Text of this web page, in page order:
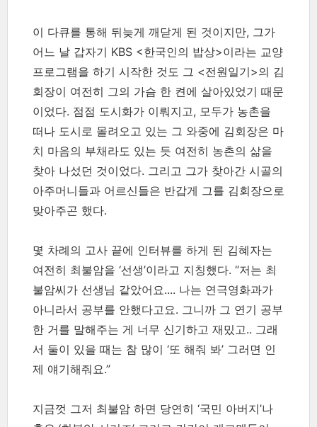
이 다큐를 통해 뒤늦게 깨닫게 된 것이지만, 그가
어느 날 갑자기 KBS <한국인의 밥상>이라는 교양
프로그램을 하기 시작한 것도 그 <전원일기>의 김
회장이 여전히 그의 가슴 한 켠에 살아있었기 때문
이었다. 점점 도시화가 이뤄지고, 모두가 농촌을
떠나 도시로 몰려오고 있는 그 와중에 김회장은 마
치 마음의 부채라도 있는 듯 여전히 농촌의 삶을
찾아 나섰던 것이었다. 그리고 그가 찾아간 시골의
아주머니들과 어르신들은 반갑게 그를 김회장으로
맞아주곤 했다.
몇 차례의 고사 끝에 인터뷰를 하게 된 김혜자는
여전히 최불암을 ‘선생’이라고 지칭했다. “저는 최
불암씨가 선생님 같았어요.... 나는 연극영화과가
아니라서 공부를 안했다고요. 그니까 그 연기 공부
한 거를 말해주는 게 너무 신기하고 재밌고.. 그래
서 둘이 있을 때는 참 많이 ‘또 해줘 봐’ 그러면 인
제 얘기해줘요.”
지금껏 그저 최불암 하면 당연히 ‘국민 아버지’나